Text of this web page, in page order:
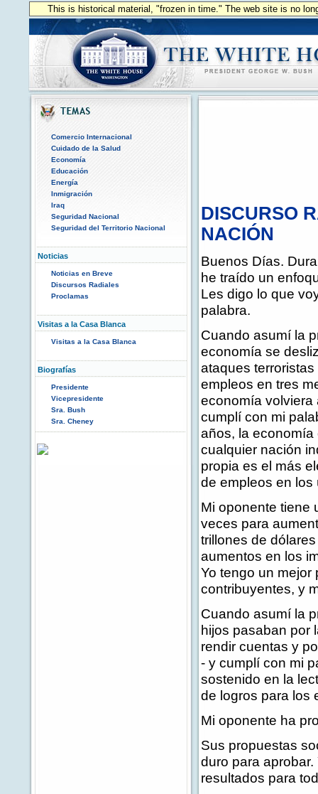
This is historical material, "frozen in time." The web site is no
Comercio Internacional
Cuidado de la Salud
Economía
Educación
Energía
Inmigración
Iraq
Seguridad Nacional
Seguridad del Territorio Nacional
Noticias
Noticias en Breve
Discursos Radiales
Proclamas
Visitas a la Casa Blanca
Visitas a la Casa Blanca
Biografías
Presidente
Vicepresidente
Sra. Bush
Sra. Cheney
DISCURSO
NACIÓN
Buenos Días.
he traído un
Les digo lo que
palabra.
Cuando asumí la
economía se
ataques
empleos en tres
economía volviera
cumplí con mi
años, la economía
cualquier nación
propia es el más
de empleos en los
Mi oponente tiene
veces para
trillones de
aumentos en los
Yo tengo un
contribuyentes, y
Cuando asumí la
hijos pasaban por
rendir cuentas y
- y cumplí con mi
sostenido en la
de logros para los
Mi oponente ha
Sus propuestas
duro para
resultados para